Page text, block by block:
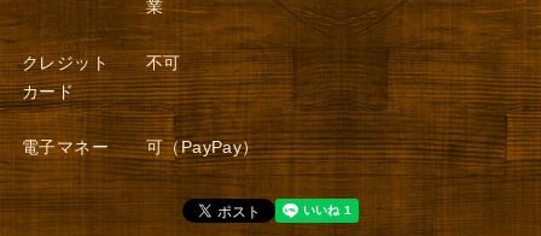
業
クレジット
カード
不可
電子マネー 可（PayPay）